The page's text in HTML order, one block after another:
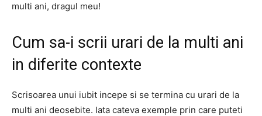
multi ani, dragul meu!
Cum sa-i scrii urari de la multi ani
in diferite contexte
Scrisoarea unui iubit incepe si se termina cu urari de la
multi ani deosebite. Iata cateva exemple prin care puteti